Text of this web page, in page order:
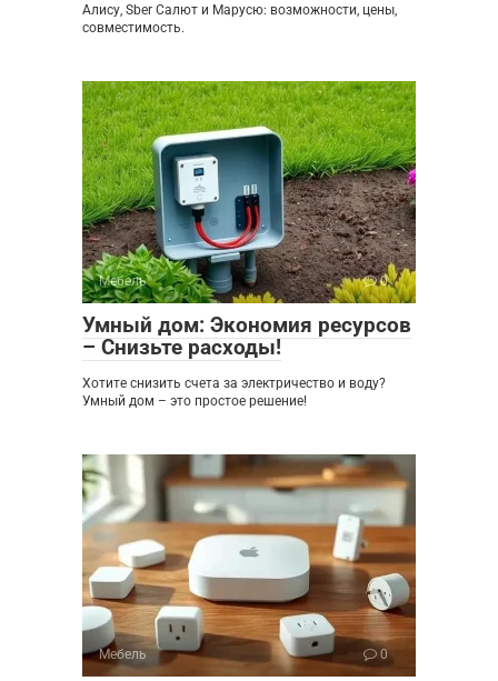
Алису, Sber Салют и Марусю: возможности, цены,
совместимость.
Мебель 0
Умный дом: Экономия ресурсов
– Снизьте расходы!
Хотите снизить счета за электричество и воду?
Умный дом – это простое решение!
Мебель 0